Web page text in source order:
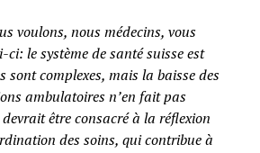
voulons, nous médecins, vous
le système de santé suisse est
sont complexes, mais la baisse des
ambulatoires n’en fait pas
être consacré à la réflexion
des soins, qui contribue à